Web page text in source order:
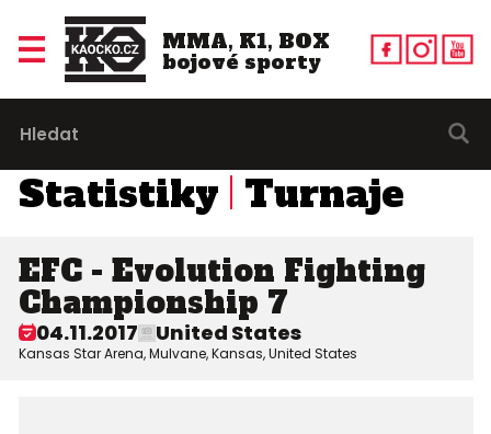
MMA, K1, BOX
bojové sporty
Statistiky Turnaje
EFC - Evolution Fighting
Championship 7
04.11.2017 United States
Kansas Star Arena, Mulvane, Kansas, United States